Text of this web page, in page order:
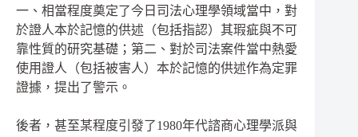
一、相當程度奠定了今日司法心理學領域當中，對
於證人本於記憶的供述（包括指認）其瑕疵與不可
靠性質的研究基礎；第二、對於司法案件當中熱愛
使用證人（包括被害人）本於記憶的供述作為定罪
證據，提出了警示。
後者，甚至某程度引發了1980年代諮商心理學派與